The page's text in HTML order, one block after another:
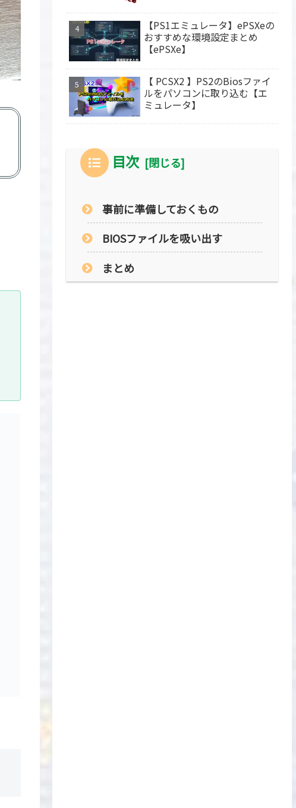
【PS1エミュレータ】ePSXeの
おすすめな環境設定まとめ
【ePSXe】
【 PCSX2 】PS2のBiosファイ
ルをパソコンに取り込む【エ
ミュレータ】
目次
事前に準備しておくもの
BIOSファイルを吸い出す
まとめ